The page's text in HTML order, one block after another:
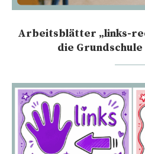
Arbeitsblätter „links-
die Grundschule